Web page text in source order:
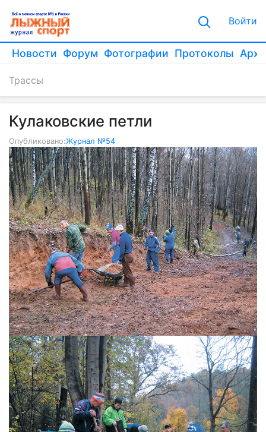
Войти
Новости Форум Фотографии Протоколы
Трассы
Кулаковские петли
Опубликовано:Журнал №54